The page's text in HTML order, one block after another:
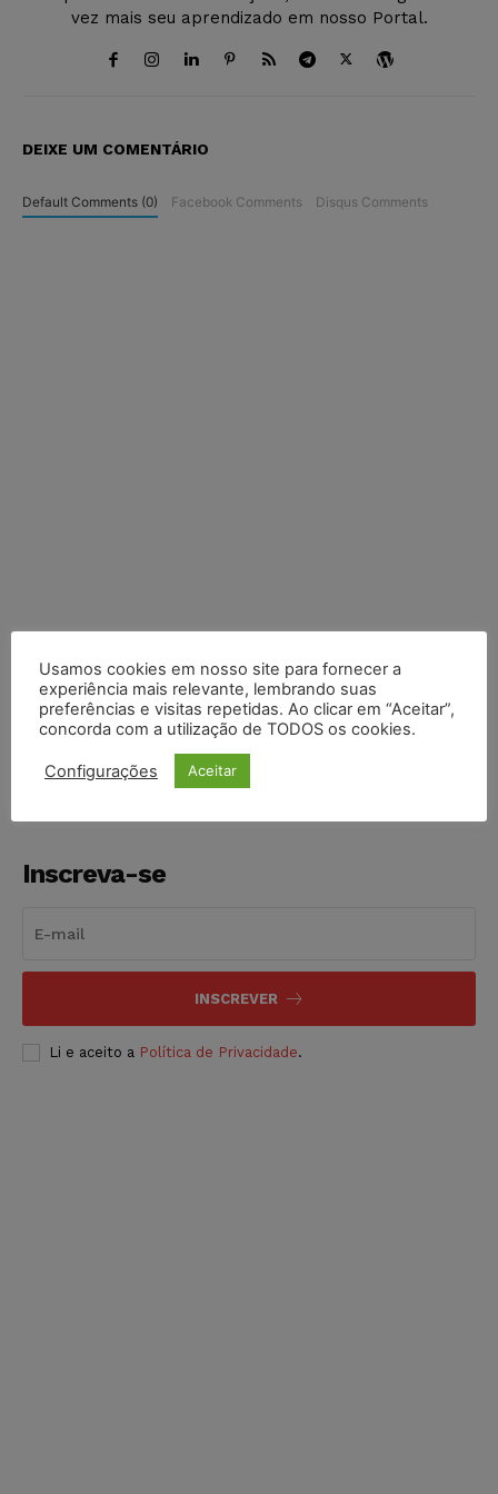
vez mais seu aprendizado em nosso Portal.
DEIXE UM COMENTÁRIO
Default Comments (0) Facebook Comments Disqus Comments
COMPARTILHE
Inscreva-se
INSCREVER
Li e aceito a Política de Privacidade.
Usamos cookies em nosso site para fornecer a
experiência mais relevante, lembrando suas
preferências e visitas repetidas. Ao clicar em “Aceitar”,
concorda com a utilização de TODOS os cookies.
Configurações Aceitar